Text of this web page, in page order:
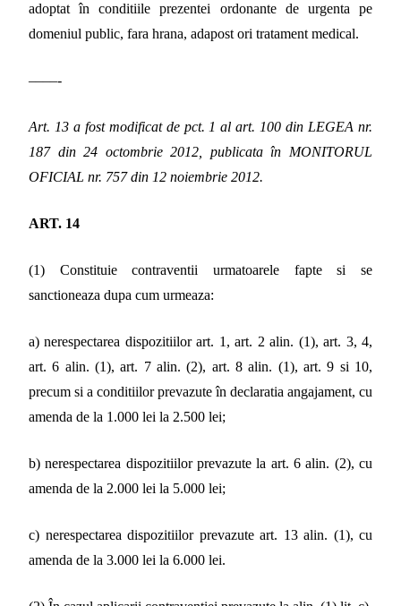
adoptat în conditiile prezentei ordonante de urgenta pe
domeniul public, fara hrana, adapost ori tratament medical.
––––-
Art. 13 a fost modificat de pct. 1 al art. 100 din LEGEA nr.
187 din 24 octombrie 2012, publicata în MONITORUL
OFICIAL nr. 757 din 12 noiembrie 2012.
ART. 14
(1) Constituie contraventii urmatoarele fapte si se
sanctioneaza dupa cum urmeaza:
a) nerespectarea dispozitiilor art. 1, art. 2 alin. (1), art. 3, 4,
art. 6 alin. (1), art. 7 alin. (2), art. 8 alin. (1), art. 9 si 10,
precum si a conditiilor prevazute în declaratia angajament, cu
amenda de la 1.000 lei la 2.500 lei;
b) nerespectarea dispozitiilor prevazute la art. 6 alin. (2), cu
amenda de la 2.000 lei la 5.000 lei;
c) nerespectarea dispozitiilor prevazute art. 13 alin. (1), cu
amenda de la 3.000 lei la 6.000 lei.